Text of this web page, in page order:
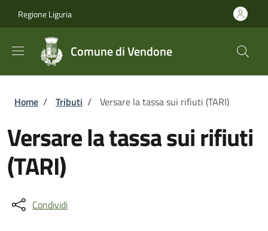
Regione Liguria
Comune di Vendone
Briciole di pane
Home / Tributi / Versare la tassa sui rifiuti (TARI)
Versare la tassa sui rifiuti
(TARI)
Condividi